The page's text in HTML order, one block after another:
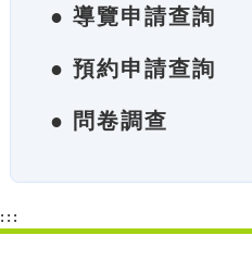
● 導覽申請查詢
● 預約申請查詢
● 問卷調查
:::